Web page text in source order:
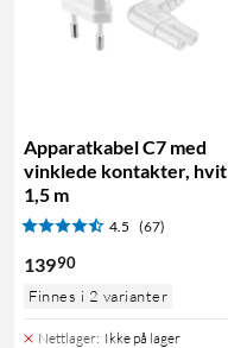
Apparatkabel C7 med
vinklede kontakter, hvit
1,5 m
4.5 (67)
13990
Finnes i 2 varianter
Nettlager: Ikke på lager